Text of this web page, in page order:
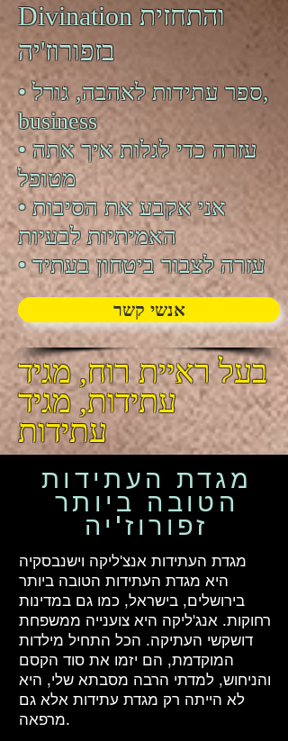
Divination והתחזית
בזפורוז'יה
• ספר עתידות לאהבה, גורל,
business
• עזרה כדי לגלות איך אתה
מטופל
• אני אקבע את הסיבות
• עזרה לצבור ביטחון בעתיד
אנשי קשר
בעל ראיית רוח, מגיד
עתידות, מגיד
עתידות
מגדת העתידות
הטובה ביותר
זפורוז'יה
מגדת העתידות אנצ'ליקה וישנבסקיה
היא מגדת העתידות הטובה ביותר
בירושלים, בישראל, כמו גם במדינות
רחוקות. אנג'ליקה היא צוענייה ממשפחת
דושקשי העתיקה. הכל התחיל מילדות
המוקדמת, הם יזמו את סוד הקסם
והניחוש, למדתי הרבה מסבתא שלי, היא
לא הייתה רק מגדת עתידות אלא גם
מרפאה.